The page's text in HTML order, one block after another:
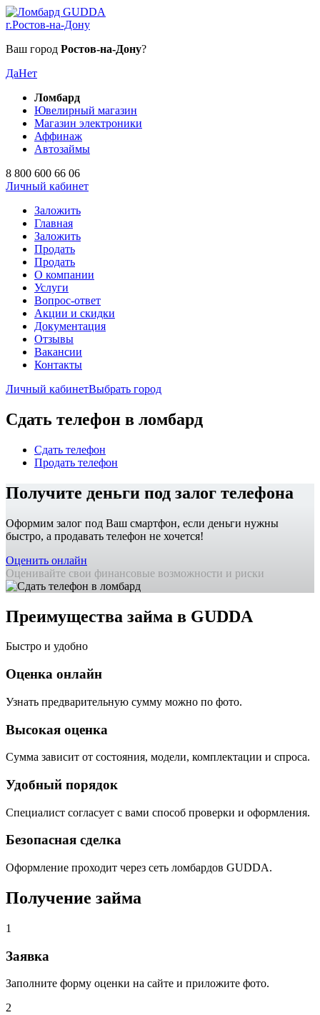
г.Ростов-на-Дону
Ваш город Ростов-на-Дону?
ДаНет
Ломбард
Ювелирный магазин
Магазин электроники
Аффинаж
Автозаймы
8 800 600 66 06
Личный кабинет
Заложить
Главная
Заложить
Продать
Продать
О компании
Услуги
Вопрос-ответ
Акции и скидки
Документация
Отзывы
Вакансии
Контакты
Личный кабинетВыбрать город
Сдать телефон в ломбард
Сдать телефон
Продать телефон
Получите деньги под залог телефона
Оформим залог под Ваш смартфон, если деньги нужны
быстро, а продавать телефон не хочется!
Оценить онлайн
Оценивайте свои финансовые возможности и риски
Преимущества займа в GUDDA
Быстро и удобно
Оценка онлайн
Узнать предварительную сумму можно по фото.
Высокая оценка
Сумма зависит от состояния, модели, комплектации и спроса.
Удобный порядок
Специалист согласует с вами способ проверки и оформления.
Безопасная сделка
Оформление проходит через сеть ломбардов GUDDA.
Получение займа
1
Заявка
Заполните форму оценки на сайте и приложите фото.
2